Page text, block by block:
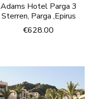
Adams Hotel Parga 3
Sterren, Parga ,Epirus
€628.00